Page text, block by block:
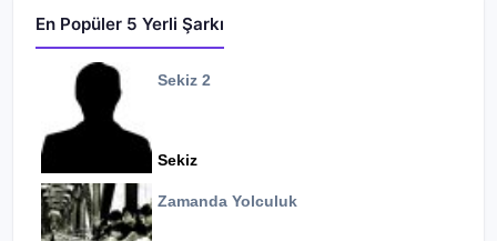
En Popüler 5 Yerli Şarkı
Sekiz 2
Sekiz
Zamanda Yolculuk